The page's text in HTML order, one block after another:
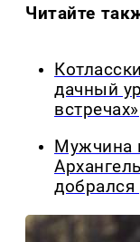
Читайте
дачный
встречах»
Мужчина
добрался